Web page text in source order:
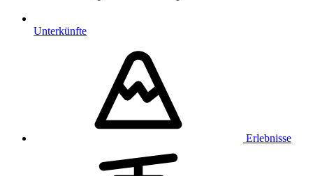
Unterkünfte
Erlebnisse